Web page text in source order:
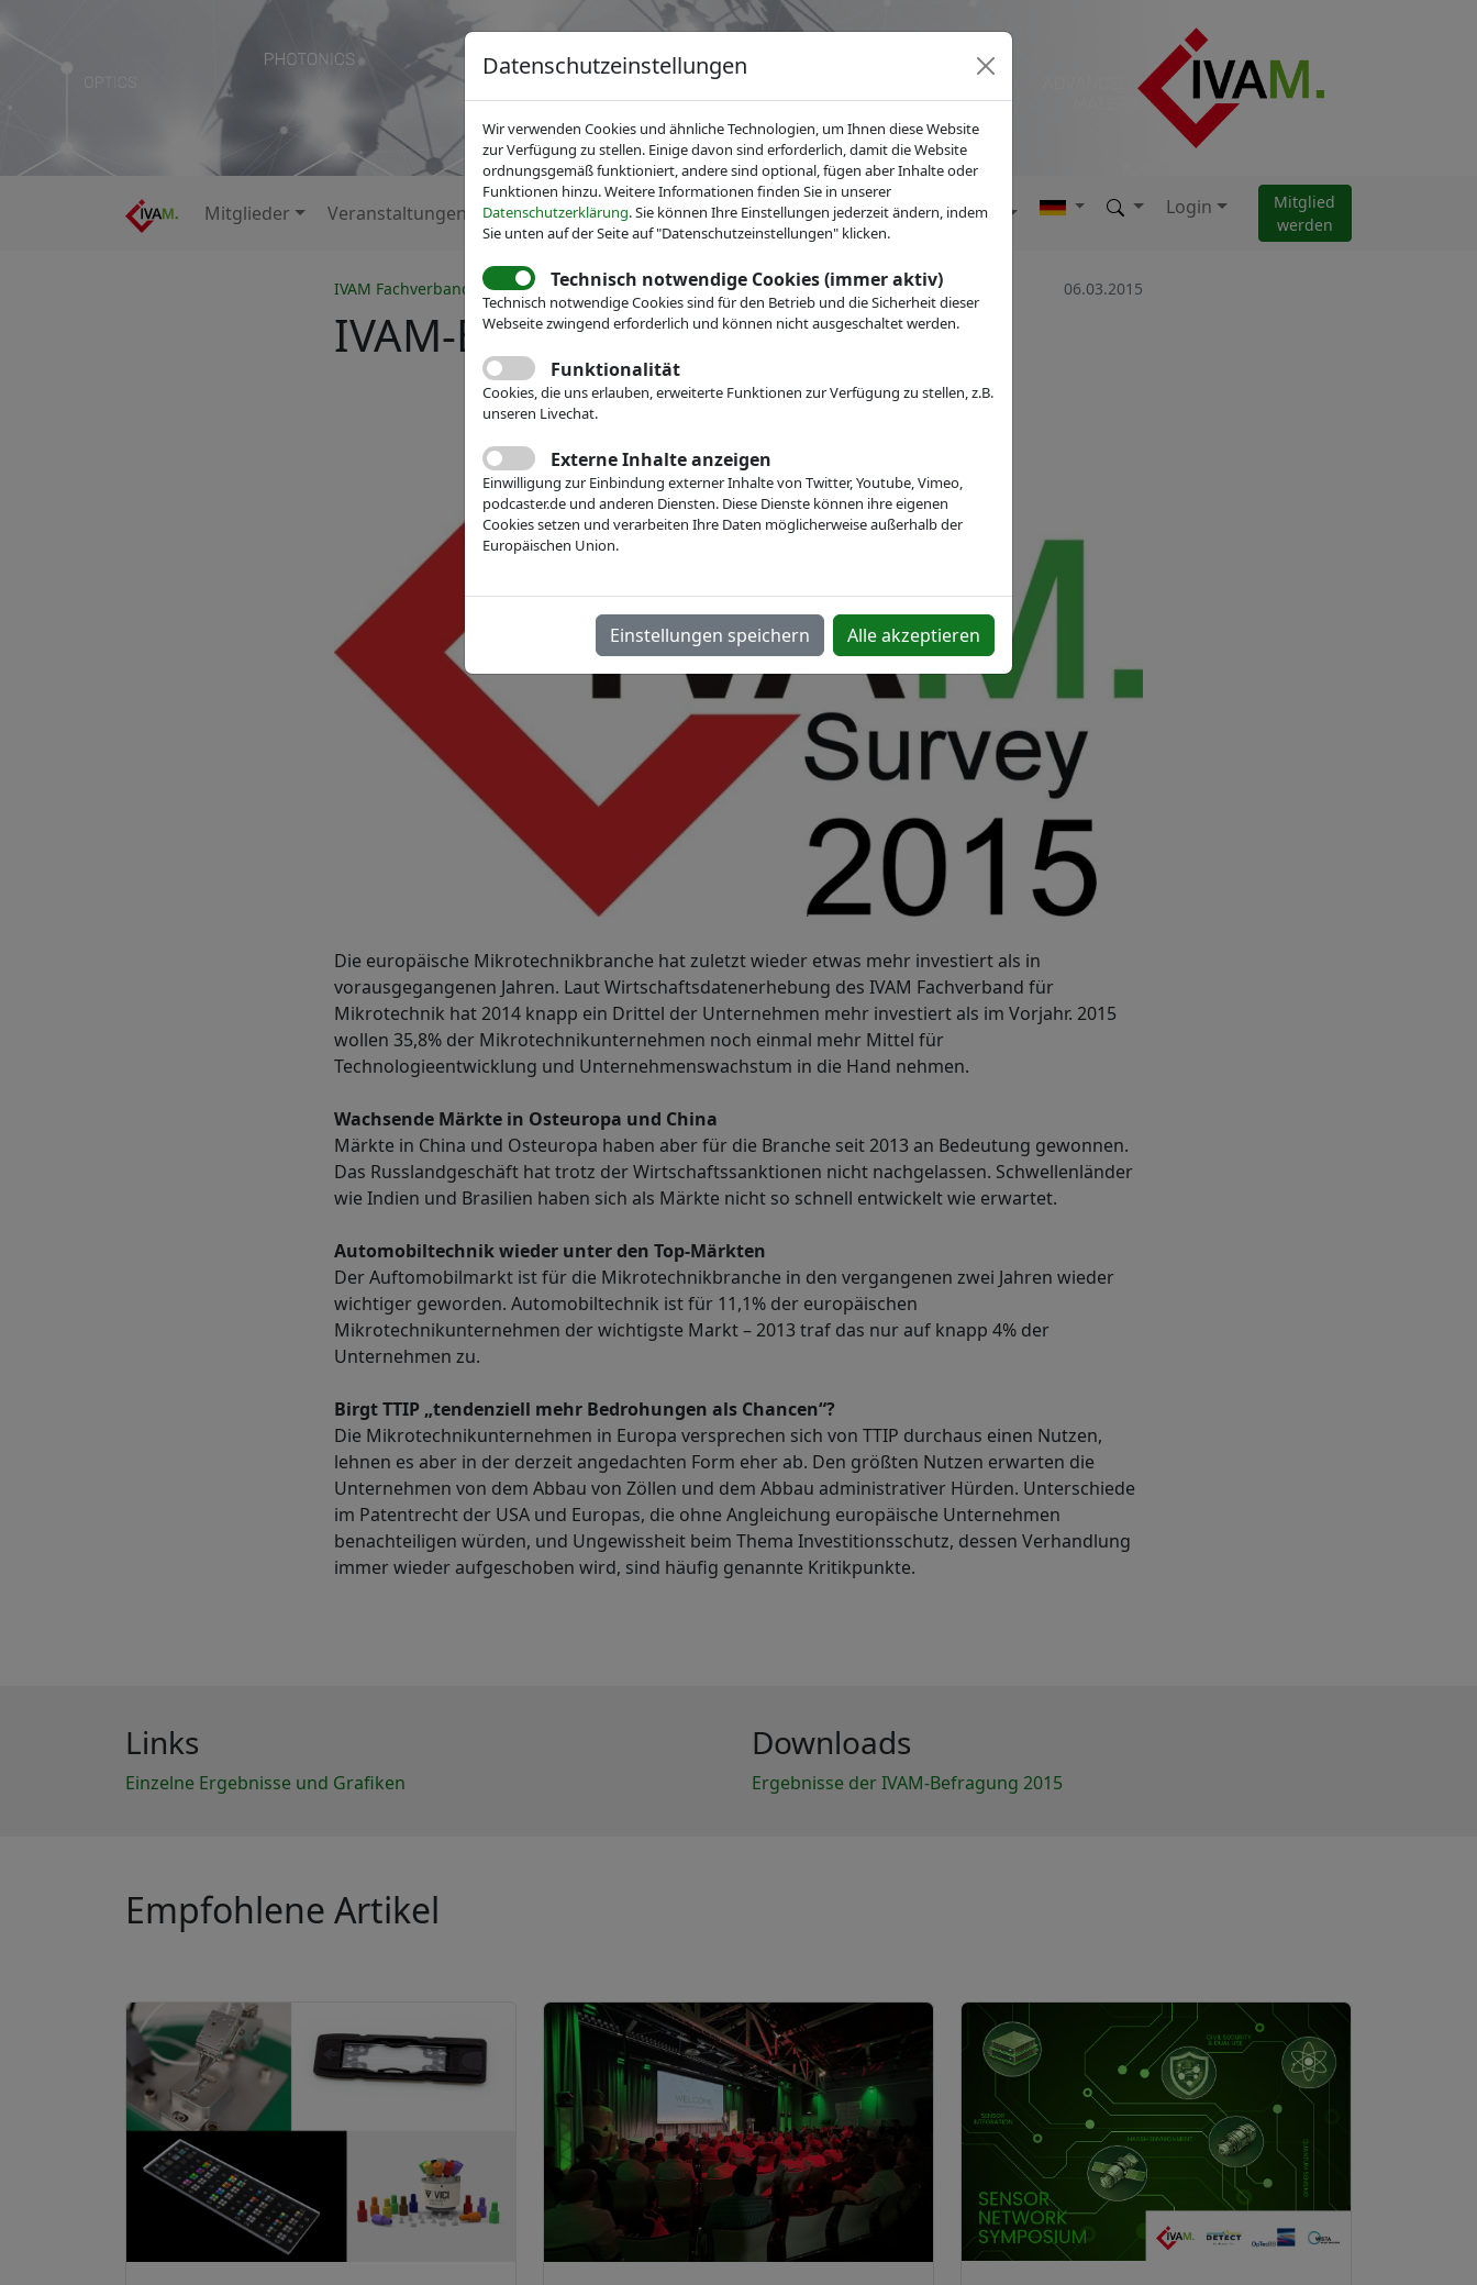
Mitglieder Veranstaltungen News Dienstleistungen Fachgruppen Über IVAM Login
Mitglied
werden
06.03.2015
IVAM Fachverband für Mikrotechnik IVAM Research Wirtschaftsdaten
IVAM-Befragung 2015
Die europäische Mikrotechnikbranche hat zuletzt wieder etwas mehr investiert als in
vorausgegangenen Jahren. Laut Wirtschaftsdatenerhebung des IVAM Fachverband für
Mikrotechnik hat 2014 knapp ein Drittel der Unternehmen mehr investiert als im Vorjahr. 2015
wollen 35,8% der Mikrotechnikunternehmen noch einmal mehr Mittel für
Technologieentwicklung und Unternehmenswachstum in die Hand nehmen.
Wachsende Märkte in Osteuropa und China
Märkte in China und Osteuropa haben aber für die Branche seit 2013 an Bedeutung gewonnen.
Das Russlandgeschäft hat trotz der Wirtschaftssanktionen nicht nachgelassen. Schwellenländer
wie Indien und Brasilien haben sich als Märkte nicht so schnell entwickelt wie erwartet.
Automobiltechnik wieder unter den Top-Märkten
Der Auftomobilmarkt ist für die Mikrotechnikbranche in den vergangenen zwei Jahren wieder
wichtiger geworden. Automobiltechnik ist für 11,1% der europäischen
Mikrotechnikunternehmen der wichtigste Markt – 2013 traf das nur auf knapp 4% der
Unternehmen zu.
Birgt TTIP „tendenziell mehr Bedrohungen als Chancen“?
Die Mikrotechnikunternehmen in Europa versprechen sich von TTIP durchaus einen Nutzen,
lehnen es aber in der derzeit angedachten Form eher ab. Den größten Nutzen erwarten die
Unternehmen von dem Abbau von Zöllen und dem Abbau administrativer Hürden. Unterschiede
im Patentrecht der USA und Europas, die ohne Angleichung europäische Unternehmen
benachteiligen würden, und Ungewissheit beim Thema Investitionsschutz, dessen Verhandlung
immer wieder aufgeschoben wird, sind häufig genannte Kritikpunkte.
Links
Einzelne Ergebnisse und Grafiken
Downloads
Ergebnisse der IVAM-Befragung 2015
Empfohlene Artikel
Datenschutzeinstellungen
Wir verwenden Cookies und ähnliche Technologien, um Ihnen diese Website
zur Verfügung zu stellen. Einige davon sind erforderlich, damit die Website
ordnungsgemäß funktioniert, andere sind optional, fügen aber Inhalte oder
Funktionen hinzu. Weitere Informationen finden Sie in unserer
Datenschutzerklärung. Sie können Ihre Einstellungen jederzeit ändern, indem
Sie unten auf der Seite auf "Datenschutzeinstellungen" klicken.
Technisch notwendige Cookies (immer aktiv)
Technisch notwendige Cookies sind für den Betrieb und die Sicherheit dieser
Webseite zwingend erforderlich und können nicht ausgeschaltet werden.
Funktionalität
Cookies, die uns erlauben, erweiterte Funktionen zur Verfügung zu stellen, z.B.
unseren Livechat.
Externe Inhalte anzeigen
Einwilligung zur Einbindung externer Inhalte von Twitter, Youtube, Vimeo,
podcaster.de und anderen Diensten. Diese Dienste können ihre eigenen
Cookies setzen und verarbeiten Ihre Daten möglicherweise außerhalb der
Europäischen Union.
Einstellungen speichern Alle akzeptieren